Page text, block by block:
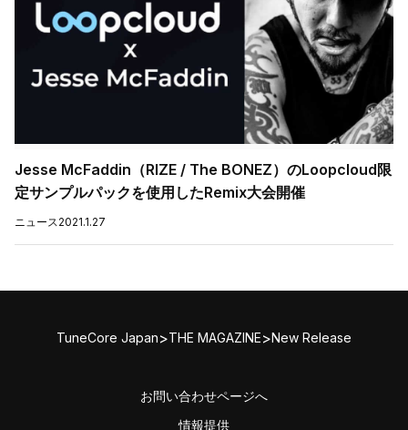
Jesse McFaddin（RIZE / The BONEZ）のLoopcloud限
定サンプルパックを使用したRemix大会開催
ニュース 2021.1.27
TuneCore Japan>THE MAGAZINE>New Release
お問い合わせページへ
情報提供